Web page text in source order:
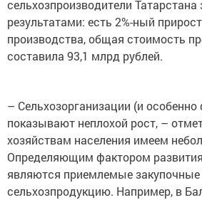
сельхозпроизводители
результатами: есть 2%-ный
производства, общая стоимость
составила 93,1 млрд рублей.
– Сельхозорганизации (и
показывают неплохой рост, –
хозяйствам населения имеем
Определяющим фактором
являются приемлемые
сельхозпродукцию. Например, в